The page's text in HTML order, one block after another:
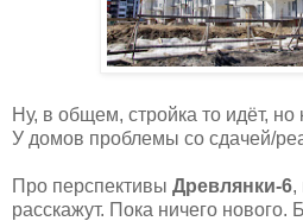
Ну, в общем, стройка то идёт,
У домов проблемы со сдачей/
Про перспективы Древлянки-6,
расскажут. Пока ничего нового.